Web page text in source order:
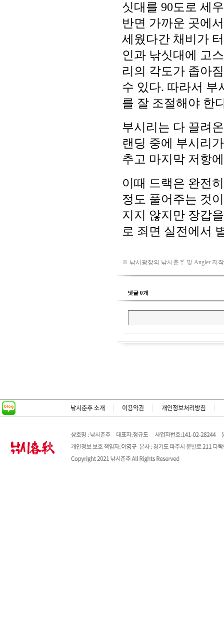
※ 낚시광장의 낚시춘추 및 Angler 저
댓글 0개